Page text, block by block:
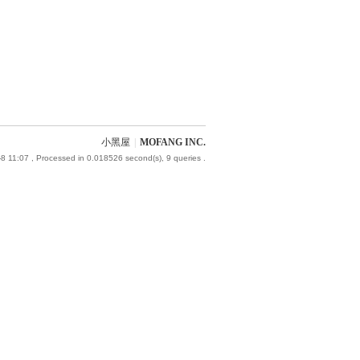
小黑屋 MOFANG INC.
11:07 , Processed in 0.018526 second(s), 9 queries .